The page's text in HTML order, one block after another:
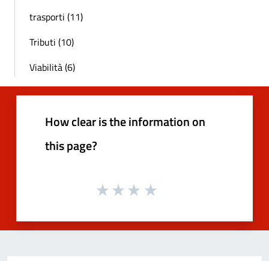
trasporti (11)
Tributi (10)
Viabilità (6)
How clear is the information on
this page?